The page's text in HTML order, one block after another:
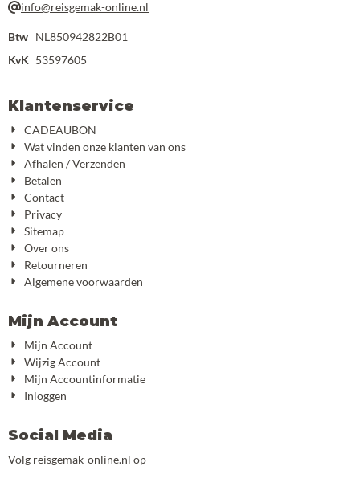
info@reisgemak-online.nl
Btw NL850942822B01
KvK 53597605
Klantenservice
CADEAUBON
Wat vinden onze klanten van ons
Afhalen / Verzenden
Betalen
Contact
Privacy
Sitemap
Over ons
Retourneren
Algemene voorwaarden
Mijn Account
Mijn Account
Wijzig Account
Mijn Accountinformatie
Inloggen
Social Media
Volg reisgemak-online.nl op